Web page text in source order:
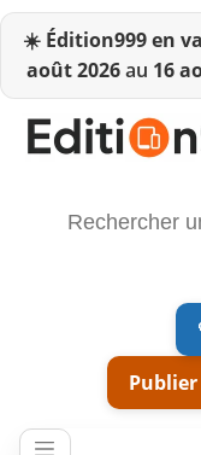
☀️ Édition999 en
août 2026au 16